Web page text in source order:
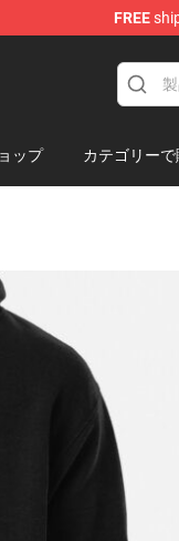
FREE
ップ カテゴリーで